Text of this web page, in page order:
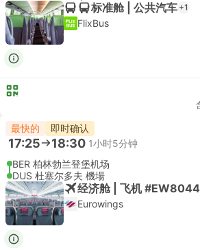
标准舱 | 公共汽车 +1
FlixBus
最快的 即时确认
17:25 18:30 1小时5分钟
BER 柏林勃兰登堡机场
DUS 杜塞尔多夫 機場
经济舱 | 飞机 #EW8044
Eurowings